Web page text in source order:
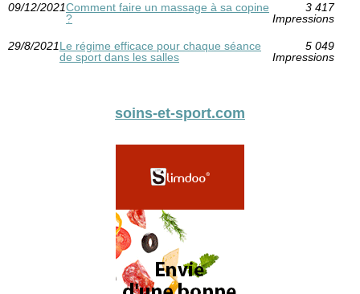
09/12/2021Comment faire un massage à sa copine
?
3 417
Impressions
29/8/2021Le régime efficace pour chaque séance
de sport dans les salles
5 049
Impressions
soins-et-sport.com